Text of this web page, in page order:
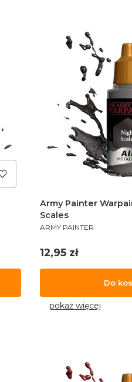
Army Painter
Scales
PRODUCENT
ARMY PAINTER
Cena
12,95 zł
Do
pokaż więcej